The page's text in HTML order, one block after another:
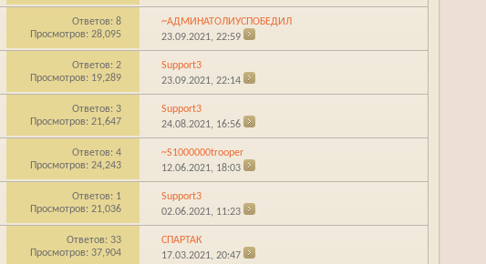
Ответов: 8
Просмотров: 28,095
~АДМИНАТОЛИУСПОБЕДИЛ
23.09.2021,22:59
Ответов: 2
Просмотров: 19,289
Support3
23.09.2021,22:14
Ответов: 3
Просмотров: 21,647
Support3
24.08.2021, 16:56
Ответов: 4
Просмотров: 24,243
~S1000000trooper
12.06.2021, 18:03
Ответов: 1
Просмотров: 21,036
Support3
02.06.2021, 11:23
Ответов: 33
Просмотров: 37,904
СПАРТАК
17.03.2021,20:47